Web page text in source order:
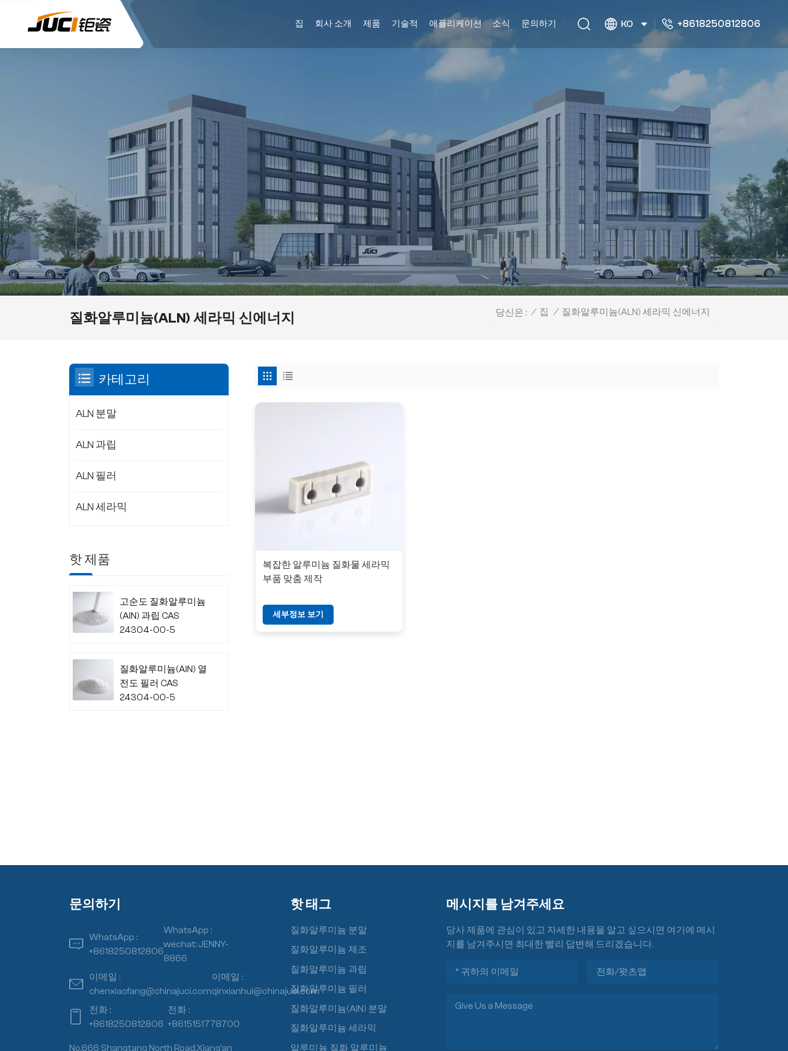
집 회사 소개 제품 기술적 애플리케이션 소식 문의하기 KO +8618250812806
질화알루미늄(ALN) 세라믹 신에너지 당신은 : / 집 / 질화알루미늄(ALN) 세라믹 신에너지
복잡한 알루미늄 질화물 세라믹
부품 맞춤 제작
세부정보 보기
카테고리
ALN 분말
ALN 과립
ALN 필러
ALN 세라믹
핫 제품
고순도 질화알루미늄
(AlN) 과립 CAS
24304-00-5
질화알루미늄(AlN) 열
전도 필러 CAS
24304-00-5
문의하기
WhatsApp :
+8618250812806
WhatsApp :
wechat: JENNY-
8866
이메일 :
chenxiaofang@chinajuci.com
이메일 :
qinxianhui@chinajuci.com
전화 :
+8618250812806
전화 :
+8615151778700
No.666 Shangtang North Road,Xiang’an
핫 태그
질화알루미늄 분말
질화알루미늄 제조
질화알루미늄 과립
질화알루미늄 필러
질화알루미늄(AlN) 분말
질화알루미늄 세라믹
알루미늄 질화 알루미늄
메시지를 남겨주세요
당사 제품에 관심이 있고 자세한 내용을 알고 싶으시면 여기에 메시
지를 남겨주시면 최대한 빨리 답변해 드리겠습니다.